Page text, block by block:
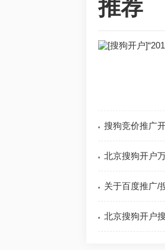
推荐
搜狗竞价推广
北京搜狗开户
关于百度推广/
北京搜狗开户